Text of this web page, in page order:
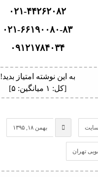
۰۲۱-۴۴۲۶۲۰۸۲
۰۲۱-۶۶۱۹۰۰۸۰-۸۳
۰۹۱۲۱۷۸۴۰۳۴
به این نوشته امتیاز بدید!
[کل: ۱ میانگین: ۵]
بهمن ۱۸, ۱۳۹۵
تهران